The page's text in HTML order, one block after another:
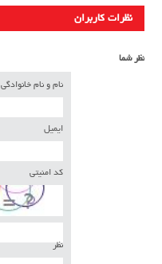
نظرات کاربران
نظر شما
نام و نام خانوادگی
ایمیل
کد امنیتی
نظر